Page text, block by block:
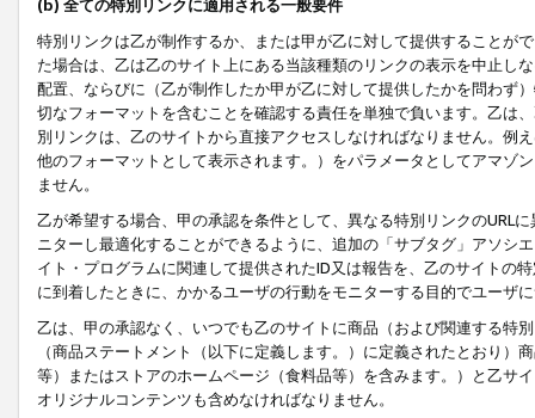
(b) 全ての特別リンクに適用される一般要件
特別リンクは乙が制作するか、または甲が乙に対して提供することが
た場合は、乙は乙のサイト上にある当該種類のリンクの表示を中止し
配置、ならびに（乙が制作したか甲が乙に対して提供したかを問わず
切なフォーマットを含むことを確認する責任を単独で負います。乙は
別リンクは、乙のサイトから直接アクセスしなければなりません。例
他のフォーマットとして表示されます。）をパラメータとしてアマゾ
ません。
乙が希望する場合、甲の承認を条件として、異なる特別リンクのURL
ニターし最適化することができるように、追加の「サブタグ」アソシ
イト・プログラムに関連して提供されたID又は報告を、乙のサイトの
に到着したときに、かかるユーザの行動をモニターする目的でユーザ
乙は、甲の承認なく、いつでも乙のサイトに商品（および関連する特
（商品ステートメント（以下に定義します。）に定義されたとおり
等）またはストアのホームページ（食料品等）を含みます。）と乙サ
オリジナルコンテンツも含めなければなりません。